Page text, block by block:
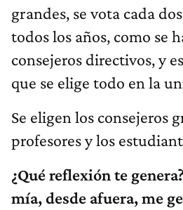
grandes, se vota cada
todos los años, como se
consejeros directivos, y
que se elige todo en la
Se eligen los consejeros
profesores y los
¿Qué reflexión te
mía, desde afuera, me